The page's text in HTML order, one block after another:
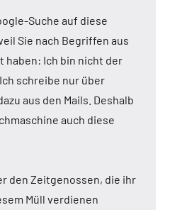
Suche auf diese
Sie nach Begriffen aus
haben: Ich bin nicht der
schreibe nur über
aus den Mails. Deshalb
auch diese
den Zeitgenossen, die ihr
Müll verdienen